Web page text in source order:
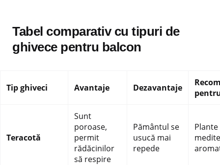
Tabel comparativ cu tipuri de
ghivece pentru balcon
Tip ghiveci Avantaje Dezavantaje
Teracotă
Sunt
poroase,
permit
rădăcinilor
să respire
Pământul se
usucă mai
repede
Plante